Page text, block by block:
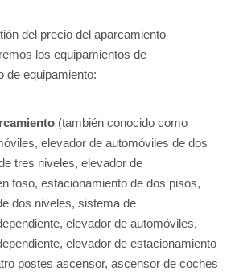
del precio del aparcamiento
los equipamientos de
de equipamiento:
(también conocido como
elevador de automóviles de dos
tres niveles, elevador de
foso, estacionamiento de dos pisos,
dos niveles, sistema de
elevador de automóviles,
elevador de estacionamiento
postes ascensor, ascensor de coches